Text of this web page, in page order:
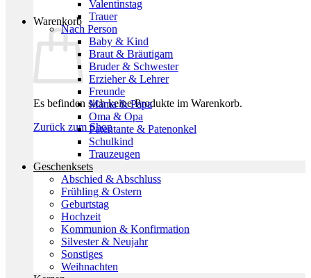
Warenkorb
Es befinden sich keine Produkte im Warenkorb.
Zurück zum Shop
Valentinstag
Trauer
Nach Person
Baby & Kind
Braut & Bräutigam
Bruder & Schwester
Erzieher & Lehrer
Freunde
Mama & Papa
Oma & Opa
Patentante & Patenonkel
Schulkind
Trauzeugen
Geschenksets
Abschied & Abschluss
Frühling & Ostern
Geburtstag
Hochzeit
Kommunion & Konfirmation
Silvester & Neujahr
Sonstiges
Weihnachten